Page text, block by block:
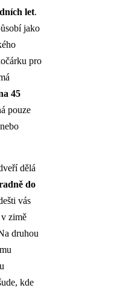
let.
jako
pro
45
pouze
dělá
do
vás
zimě
druhou
kde